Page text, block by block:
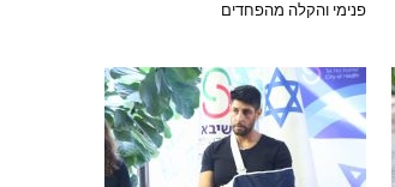
פנימי והקלה מהפחדים